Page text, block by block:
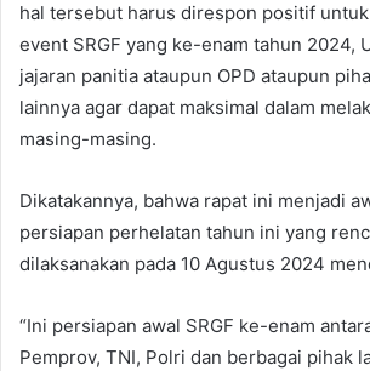
hal tersebut harus direspon positif
event SRGF yang ke-enam tahun 2024,
jajaran panitia ataupun OPD ataupun
lainnya agar dapat maksimal dalam
masing-masing.
Dikatakannya, bahwa rapat ini menjadi
persiapan perhelatan tahun ini yang
dilaksanakan pada 10 Agustus 2024
“Ini persiapan awal SRGF ke-enam
Pemprov, TNI, Polri dan berbagai pihak